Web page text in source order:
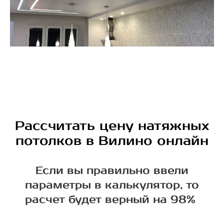
Рассчитать цену натяжных
потолков в Вилино онлайн
Если вы правильно ввели
параметры в калькулятор, то
расчет будет верный на 98%